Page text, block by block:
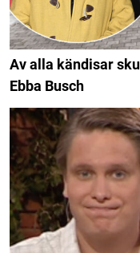
Av alla kändisar
Ebba Busch